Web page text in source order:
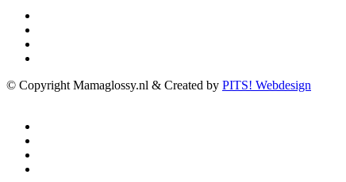
© Copyright Mamaglossy.nl & Created by PITS! Webdesign